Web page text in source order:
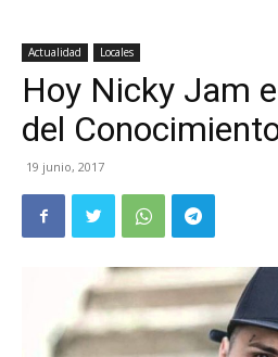
Actualidad Locales
Hoy Nicky Jam
del
19 junio, 2017